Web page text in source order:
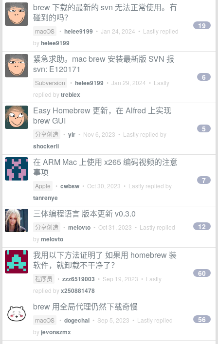
brew 下载的最新的 svn 无法正常使用。有
碰到的吗？
macOS • helee9199 • Jan 24, 2024 • Lastly replied
byhelee9199
19
紧急求助。mac brew 安装最新版 SVN 报
svn: E120171
Subversion • helee9199 • Jan 29, 2024 • Lastly
replied bytreblex
6
Easy Homebrew 更新，在 Alfred 上实现
brew GUI
分享创造 • yir • Nov 6, 2023 • Lastly replied by
shockerli
5
在 ARM Mac 上使用 x265 编码视频的注意
事项
Apple • cwbsw • Oct 30, 2023 • Lastly replied by
tanrenye
7
三体编程语言 版本更新 v0.3.0
分享创造 • melovto • Oct 31, 2023 • Lastly replied
bymelovto
12
我用以下方法证明了 如果用 homebrew 装
软件，就卸载不干净了？
程序员 • zzz6519003 • Sep 19, 2023 • Lastly
replied byx250881478
60
brew 用全局代理仍然下载奇慢
macOS • dogechai • Sep 5, 2023 • Lastly replied
by jevonszmx
56